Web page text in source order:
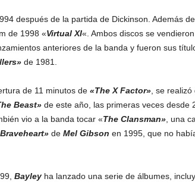
después de la partida de Dickinson. Además de
de 1998 «Virtual XI«. Ambos discos se vendieron
anteriores de la banda y fueron sus
de 1981.
de 11 minutos de «The X Factor», se realizó
Beast»de este año, las primeras veces desde
vio a la banda tocar «The Clansman», una
Braveheart»de Mel Gibson en 1995, que no
Bayleyha lanzado una serie de álbumes,